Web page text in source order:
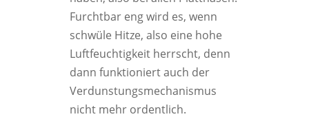
Furchtbar eng wird es, wenn
schwüle Hitze, also eine hohe
Luftfeuchtigkeit herrscht, denn
dann funktioniert auch der
Verdunstungsmechanismus
nicht mehr ordentlich.